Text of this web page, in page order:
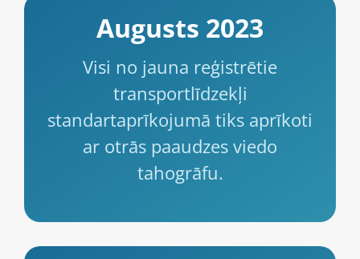
Augusts 2023
Visi no jauna reģistrētie
transportlīdzekļi
standartaprīkojumā tiks aprīkoti
ar otrās paaudzes viedo
tahogrāfu.